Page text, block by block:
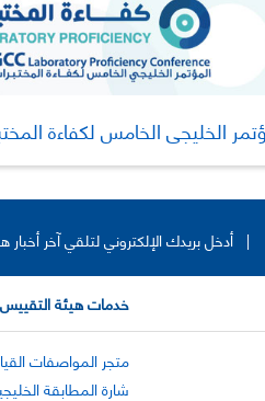
الخليجي الخامس لكفاءة
| أدخل بريدك الإلكتروني لتلقي آخر
خدمات هيئة التقييس
متجر المواصفات
شارة المطابقة